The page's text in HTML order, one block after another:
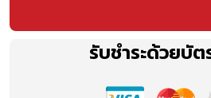
รับชำระด้วยบัต